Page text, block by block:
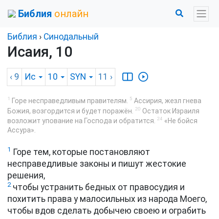
Библия онлайн
Библия › Синодальный
Исаия, 10
‹ 9 Ис 10 SYN 11 ›
1 Горе несправедливым правителям. 5 Ассирия, жезл гнева
Божия, возгордится и будет поражён.
20 Остаток Израиля
возложит упование на Господа и обратится.
24 «Не бойся
Ассура».
1 Горе тем, которые постановляют
несправедливые законы и пишут жестокие
решения,
2чтобы устранить бедных от правосудия и
похитить права у малосильных из народа Моего,
чтобы вдов сделать добычею своею и ограбить